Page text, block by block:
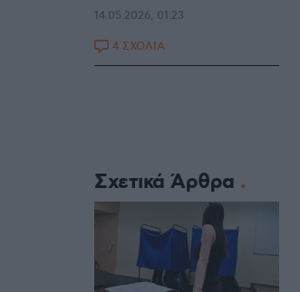
14.05.2026, 01:23
4 ΣΧΟΛΙΑ
Σχετικά Άρθρα